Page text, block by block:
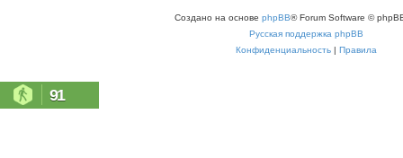
Создано на основе phpBB® Forum Software ©
Русская поддержка phpBB
Конфиденциальность | Правила
91